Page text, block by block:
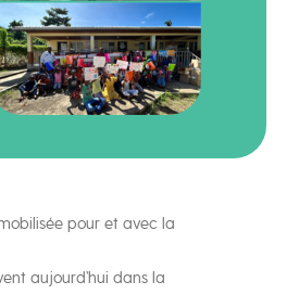
pour et avec la
aujourd’hui dans la